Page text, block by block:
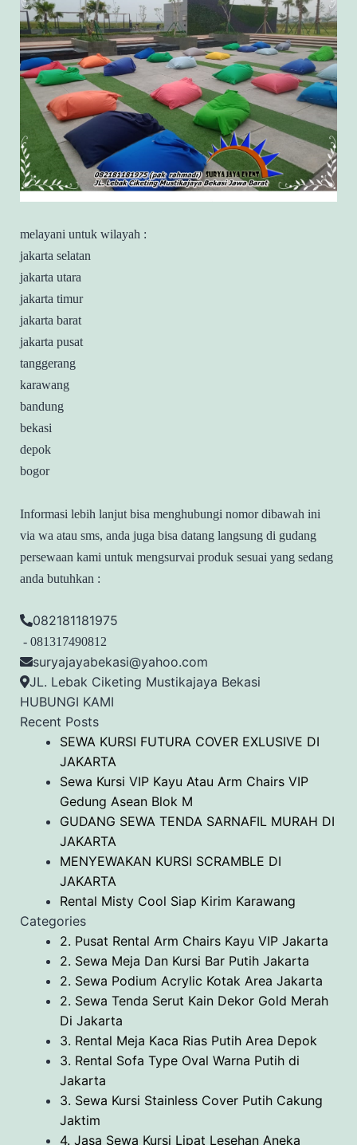
melayani untuk wilayah :
jakarta selatan
jakarta utara
jakarta timur
jakarta barat
jakarta pusat
tanggerang
karawang
bandung
bekasi
depok
bogor
Informasi lebih lanjut bisa menghubungi nomor dibawah ini
via wa atau sms, anda juga bisa datang langsung di gudang
persewaan kami untuk mengsurvai produk sesuai yang sedang
anda butuhkan :
082181181975
- 081317490812
suryajayabekasi@yahoo.com
JL. Lebak Ciketing Mustikajaya Bekasi
HUBUNGI KAMI
Recent Posts
SEWA KURSI FUTURA COVER EXLUSIVE DI
JAKARTA
Sewa Kursi VIP Kayu Atau Arm Chairs VIP
Gedung Asean Blok M
GUDANG SEWA TENDA SARNAFIL MURAH DI
JAKARTA
MENYEWAKAN KURSI SCRAMBLE DI
JAKARTA
Rental Misty Cool Siap Kirim Karawang
Categories
2. Pusat Rental Arm Chairs Kayu VIP Jakarta
2. Sewa Meja Dan Kursi Bar Putih Jakarta
2. Sewa Podium Acrylic Kotak Area Jakarta
2. Sewa Tenda Serut Kain Dekor Gold Merah
Di Jakarta
3. Rental Meja Kaca Rias Putih Area Depok
3. Rental Sofa Type Oval Warna Putih di
Jakarta
3. Sewa Kursi Stainless Cover Putih Cakung
Jaktim
4. Jasa Sewa Kursi Lipat Lesehan Aneka